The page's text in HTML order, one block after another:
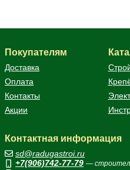
Покупателям
Доставка
Оплата
Контакты
Акции
Контактная информация
sd@radugastroi.ru
+7(906)742-77-79 —